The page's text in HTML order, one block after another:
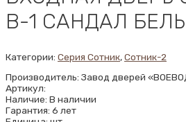
В-1 САНДАЛ
Категории: Серия Сотник,Сотник-2
Производитель: Завод дверей
Артикул:
Наличие: В наличии
Гарантия: 6 лет